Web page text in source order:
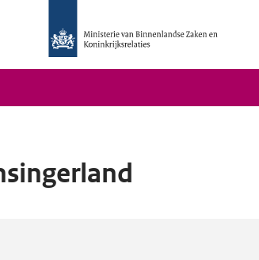
Ministerie
van
Homepage
DigiToegankelijk